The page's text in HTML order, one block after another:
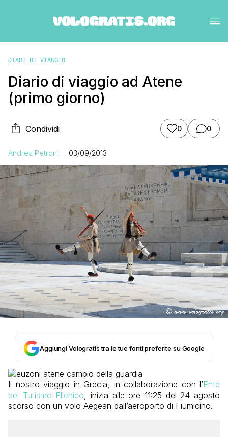
DIARI DI VIAGGIO
Diario di viaggio ad Atene
(primo giorno)
Condividi 0 0
Andrea Petroni 03/09/2013
Aggiungi Vologratis tra le tue fonti preferite su Google
Il nostro viaggio in Grecia, in collaborazione con l’Ente
del Turismo Ellenico , inizia alle ore 11:25 del 24 agosto
scorso con un volo Aegean dall’aeroporto di Fiumicino.